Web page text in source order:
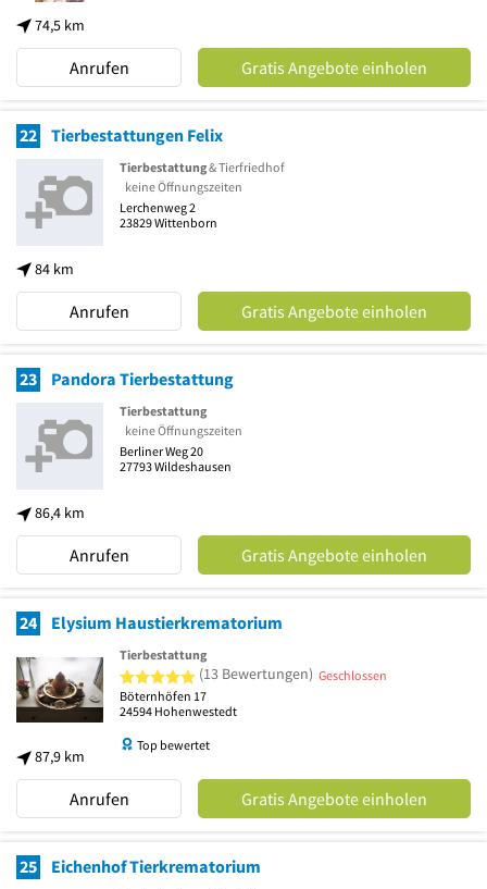
74,5 km
Anrufen Gratis Angebote einholen
22 Tierbestattungen Felix
84 km
Tierbestattung& Tierfriedhof
keine Öffnungszeiten
Lerchenweg 2
23829Wittenborn
Anrufen Gratis Angebote einholen
23 Pandora Tierbestattung
86,4 km
Tierbestattung
keine Öffnungszeiten
Berliner Weg 20
27793Wildeshausen
Anrufen Gratis Angebote einholen
24 Elysium Haustierkrematorium
87,9 km
Tierbestattung
5 von 5 Sternen
(13 Bewertungen) Geschlossen
Böternhöfen 17
24594 Hohenwestedt
Top bewertet
Anrufen Gratis Angebote einholen
25 Eichenhof Tierkrematorium